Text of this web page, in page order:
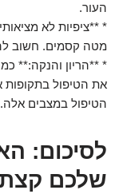
העור.
* **ציפיות לא
מטה קסמים. חשוב
* **הריון והנקה:**
את הטיפול
הטיפול במצבים אלה.
לסיכום:
שלכם